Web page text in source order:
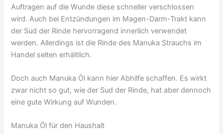
Auftragen auf die Wunde diese schneller verschlossen
wird. Auch bei Entzündungen im Magen-Darm-Trakt kann
der Sud der Rinde hervorragend innerlich verwendet
werden. Allerdings ist die Rinde des Manuka Strauchs im
Handel selten erhältlich.
Doch auch Manuka Öl kann hier Abhilfe schaffen. Es wirkt
zwar nicht so gut, wie der Sud der Rinde, hat aber dennoch
eine gute Wirkung auf Wunden.
Manuka Öl für den Haushalt